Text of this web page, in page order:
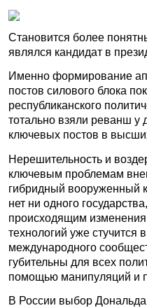
Становится более
являлся кандидат в
Именно формирование
постов силового блока
республиканского
тотально взяли реванш у
ключевых постов в
Нерешительность и
ключевым проблемам
гибридный вооруженный
нет ни одного
происходящим
технологий уже стучится
международного
губительны для всех
помощью манипуляций и
В России выбор